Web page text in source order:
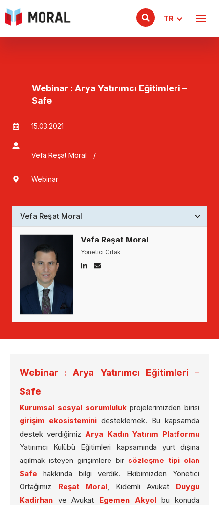
TR
Webinar : Arya Yatırımcı Eğitimleri –
Safe
15.03.2021
Vefa Reşat Moral /
Webinar
Vefa Reşat Moral
Vefa Reşat Moral
Yönetici Ortak
Webinar : Arya Yatırımcı Eğitimleri –
Safe
Kurumsal sosyal sorumlulukprojelerimizden birisi
girişim ekosistemini desteklemek. Bu kapsamda
destek verdiğimiz Arya Kadın Yatırım Platformu
Yatırımcı Kulübü Eğitimleri kapsamında yurt dışına
açılmak isteyen girişimlere bir sözleşme tipi olan
Safe hakkında bilgi verdik. Ekibimizden Yönetici
Ortağımız Reşat Moral , Kıdemli Avukat Duygu
Kadirhan ve Avukat Egemen Akyolbu konuda